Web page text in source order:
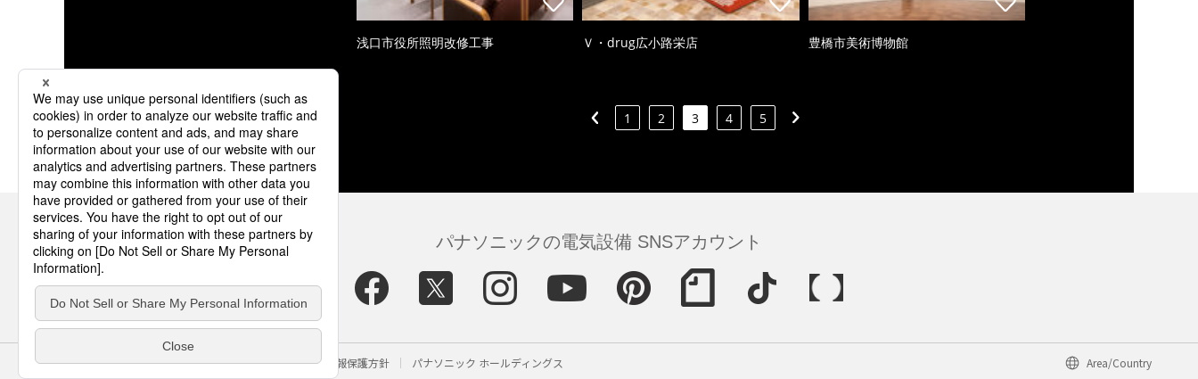
浅口市役所照明改修工事 Ｖ・drug広小路栄店 豊橋市美術博物館
1 2 3 4 5
パナソニックの電気設備 SNSアカウント
サイトのご利用にあたって クッキーポリシー 個人情報保護方針 パナソニック ホールディングス Area/Country